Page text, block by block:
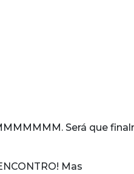
Será que
Mas